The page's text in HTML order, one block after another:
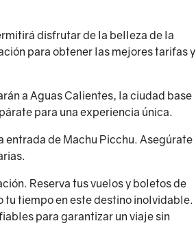
disfrutar de la belleza de la
para obtener las mejores tarifas y
a Aguas Calientes, la ciudad base
para una experiencia única.
entrada de Machu Picchu. Asegúrate
Reserva tus vuelos y boletos de
tu tiempo en este destino inolvidable.
para garantizar un viaje sin